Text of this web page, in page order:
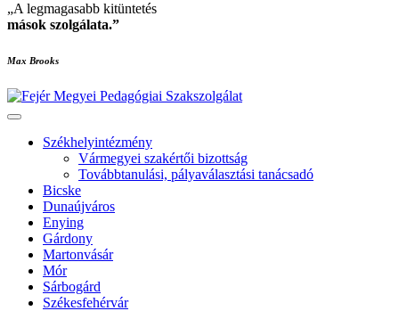
„A legmagasabb kitüntetés
mások szolgálata.”
Max Brooks
Székhelyintézmény
Vármegyei szakértői bizottság
Továbbtanulási, pályaválasztási tanácsadó
Bicske
Dunaújváros
Enying
Gárdony
Martonvásár
Mór
Sárbogárd
Székesfehérvár